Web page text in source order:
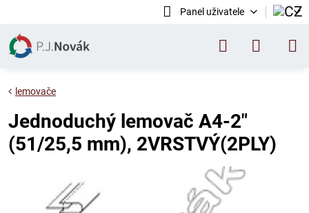
Panel uživatele
lemovače
Jednoduchý lemovač A4-2"
(51/25,5 mm), 2VRSTVÝ(2PLY)